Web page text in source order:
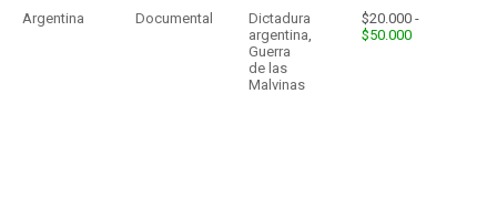
Argentina Documental
Dictadura
argentina,
Guerra
de las
Malvinas
$20.000 -
$50.000